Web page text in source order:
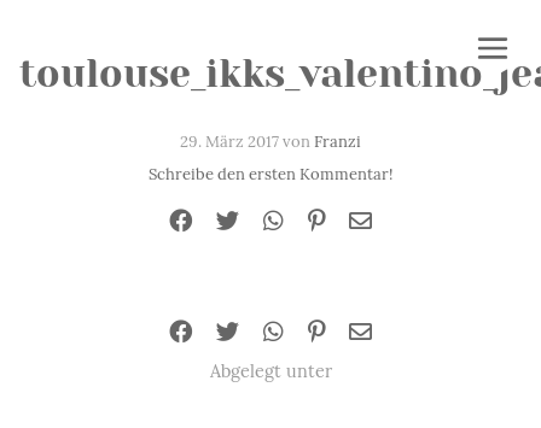
29. März 2017 vonFranzi
Schreibe den ersten Kommentar!
Abgelegt unter